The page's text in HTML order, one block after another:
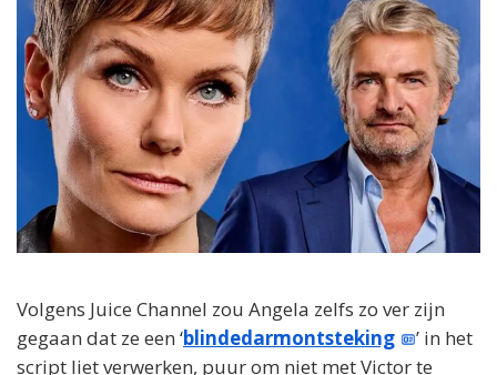
Volgens Juice Channel zou Angela zelfs zo ver zijn
gegaan dat ze een ‘blindedarmontsteking
’ in het
script liet verwerken, puur om niet met Victor te